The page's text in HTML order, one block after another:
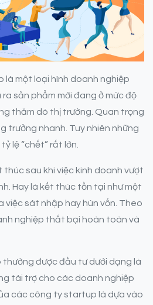
là một loại hình doanh nghiệp
sản phẩm mới đang ở mức độ
thăm dò thị trường. Quan trọng
trưởng nhanh. Tuy nhiên những
lệ “chết” rất lớn.
sau khi việc kinh doanh vượt
Hay là kết thúc tồn tại như một
việc sát nhập hay hùn vốn. Theo
nghiệp thất bại hoàn toàn và
thường được đầu tư dưới dạng là
tài trợ cho các doanh nghiệp
các công ty startup là dựa vào